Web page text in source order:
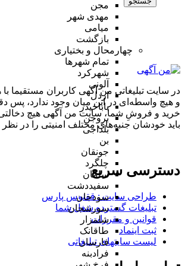
مجن
مهدی شهر
میامی
بازگشت
چهارمحال و بختیاری
تمام شهر‌ها
شهرکرد
آلونی
اردل
باباحیدر
بروجن
بلداجی
بن
جونقان
چلگرد
سامان
سفیددشت
سودجان
سورشجان
شلمزار
طاقانک
فارسان
فرادبنه
در سایت تبلیغاتی من آگهی کاربران مستقیما
و هیچ واسطه‌ای در این میان وجود ندارد، پس
خرید و فروشِ شما، سایت من آگهی هیچ دخالتی
باید خودشان جنبه‌های مختلف امنیتی را در نظر
دسترسی سریع
طراحی سایت :‌ ققنوس پارس
تبلیغات گسترده شغل شما
قوانین و مقررات
ثبت اینماد
لیست سایتهای تبلیغاتی